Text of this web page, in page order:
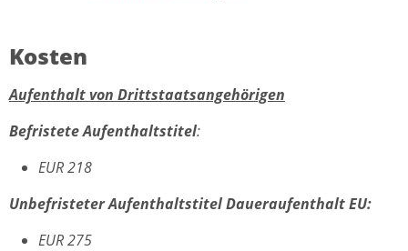
Kosten
Aufenthalt von Drittstaatsangehörigen
Befristete Aufenthaltstitel:
EUR 218
Unbefristeter Aufenthaltstitel Daueraufenthalt EU:
EUR 275